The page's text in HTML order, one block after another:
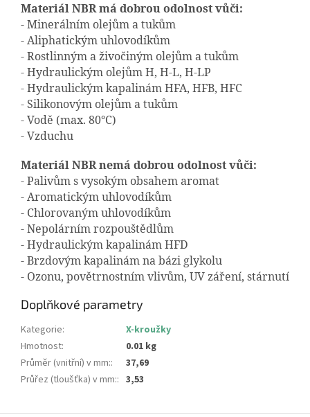
Materiál NBR má dobrou odolnost vůči:
- Minerálním olejům a tukům
- Aliphatickým uhlovodíkům
- Rostlinným a živočiným olejům a tukům
- Hydraulickým olejům H, H-L, H-LP
- Hydraulickým kapalinám HFA, HFB, HFC
- Silikonovým olejům a tukům
- Vodě (max. 80°C)
- Vzduchu
Materiál NBR nemá dobrou odolnost vůči:
- Palivům s vysokým obsahem aromat
- Aromatickým uhlovodíkům
- Chlorovaným uhlovodíkům
- Nepolárním rozpouštědlům
- Hydraulickým kapalinám HFD
- Brzdovým kapalinám na bázi glykolu
- Ozonu, povětrnostním vlivům, UV záření, stárnutí
Doplňkové parametry
Kategorie:
X-kroužky
Hmotnost:
0.01 kg
Průměr (vnitřní) v mm::
37,69
Průřez (tloušťka) v mm:: 3,53